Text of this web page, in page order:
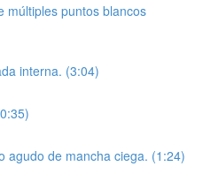
múltiples puntos blancos
interna. (3:04)
agudo de mancha ciega. (1:24)